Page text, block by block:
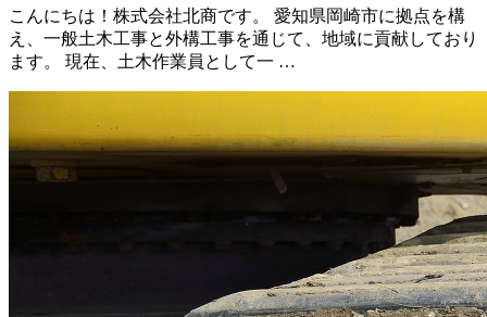
こんにちは！株式会社北商です。 愛知県岡崎市に拠点を構
え、一般土木工事と外構工事を通じて、地域に貢献しており
ます。 現在、土木作業員として一 …